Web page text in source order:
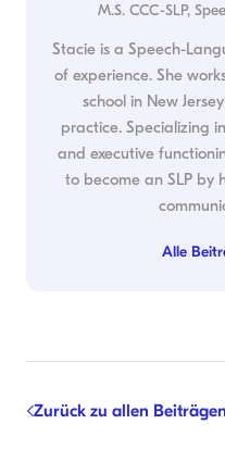
M.S. CCC-SLP,
Stacie is a Speech-
of experience. She
school in New
practice. Specializing
and executive
to become an SLP by
Alle
Zurück zu allen Beiträgen